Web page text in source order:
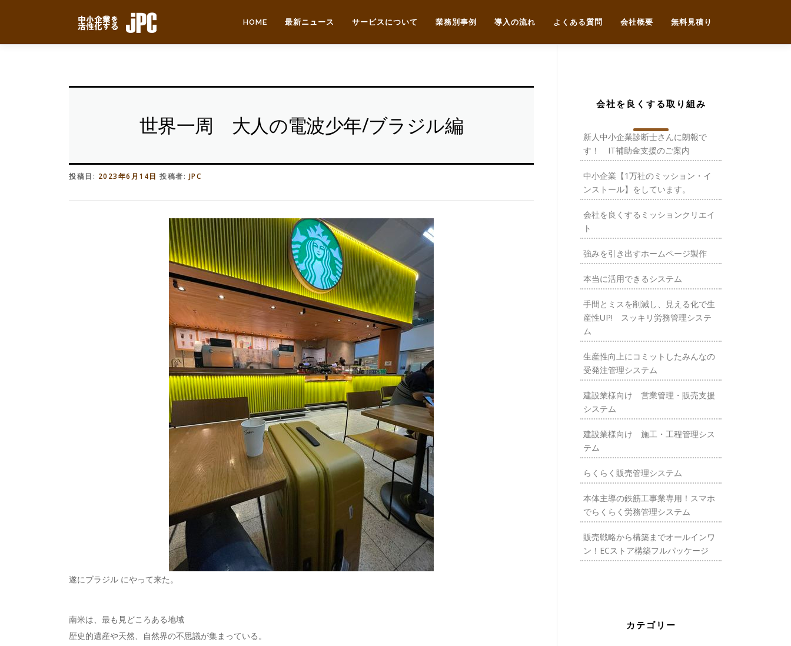
ン
HOME 最新ニュース サービスについて 業務別事例 導入の流れ よくある質問 会社概要 無料見積り
世界一周 大人の電波少年/ブラジル編
投稿日: 2023年6月14日 投稿者: JPC
遂にブラジル にやって来た。
南米は、最も見どころある地域
歴史的遺産や天然、自然界の不思議が集まっている。
会社を良くする取り組み
新人中小企業診断士さんに朗報で
す！ IT補助金支援のご案内
中小企業【1万社のミッション・イ
ンストール】をしています。
会社を良くするミッションクリエイ
ト
強みを引き出すホームページ製作
本当に活用できるシステム
手間とミスを削減し、見える化で生
産性UP! スッキリ労務管理システ
ム
生産性向上にコミットしたみんなの
受発注管理システム
建設業様向け 営業管理・販売支援
システム
建設業様向け 施工・工程管理シス
テム
らくらく販売管理システム
本体主導の鉄筋工事業専用！スマホ
でらくらく労務管理システム
販売戦略から構築までオールインワ
ン！ECストア構築フルパッケージ
カテゴリー